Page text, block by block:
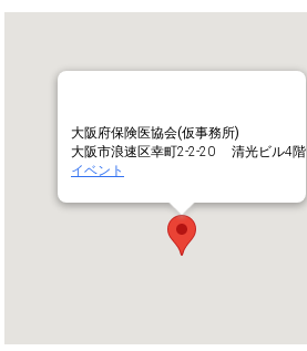
大阪府保険医協会(仮事務所)
大阪市浪速区幸町2-2-20 清光ビル4階
イベント